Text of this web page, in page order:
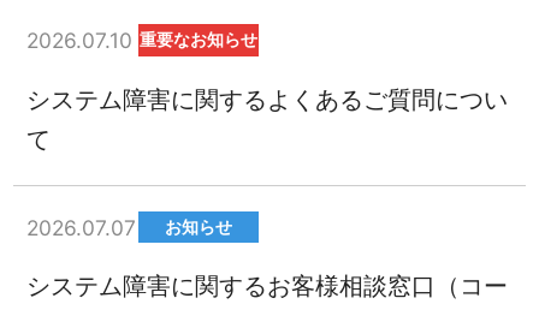
2026.07.10 重要なお知らせ
システム障害に関するよくあるご質問につい
て
2026.07.07 お知らせ
システム障害に関するお客様相談窓口（コー